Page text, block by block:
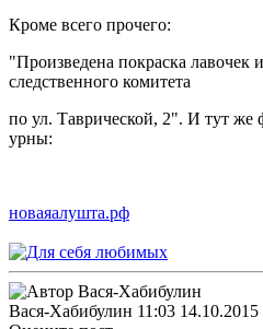
Кроме всего прочего:
"Произведена покраска лавочек
следственного комитета
по ул. Таврической, 2". И тут же
урны:
новаяалушта.рф
Вася-Хабибулин 11:03 14.10.2015